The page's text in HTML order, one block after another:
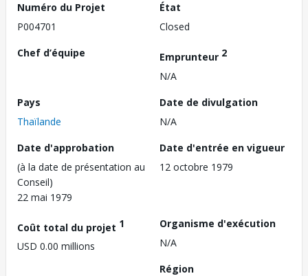
Numéro du Projet
P004701
État
Closed
Chef d’équipe
Emprunteur 2
N/A
Pays
Thaïlande
Date de divulgation
N/A
Date d'approbation
(à la date de présentation au
Conseil)
22 mai 1979
Date d'entrée en vigueur
12 octobre 1979
Coût total du projet 1
USD 0.00 millions
Organisme d'exécution
N/A
Région